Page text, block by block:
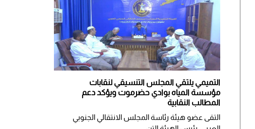
التميمي يلتقي المجلس التنسيقي لنقابات
مؤسسة المياه بوادي حضرموت ويؤكد دعم
المطالب النقابية
التقى عضو هيئة رئاسة المجلس الانتقالي الجنوبي